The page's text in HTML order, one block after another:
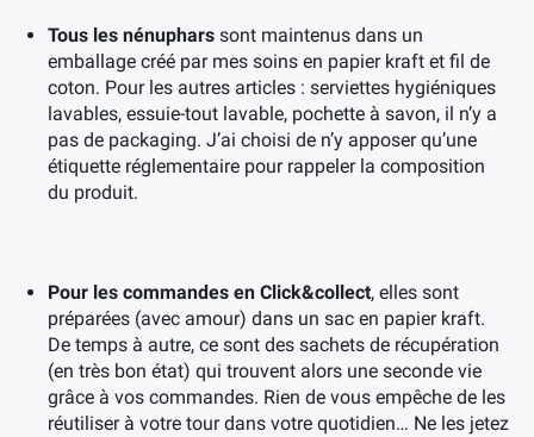
Tous les nénuphars sont maintenus dans un
emballage créé par mes soins en papier kraft et fil de
coton. Pour les autres articles : serviettes hygiéniques
lavables, essuie-tout lavable, pochette à savon, il n’y a
pas de packaging. J’ai choisi de n’y apposer qu’une
étiquette réglementaire pour rappeler la composition
du produit.
Pour les commandes en Click&collect, elles sont
préparées (avec amour) dans un sac en papier kraft.
De temps à autre, ce sont des sachets de récupération
(en très bon état) qui trouvent alors une seconde vie
grâce à vos commandes. Rien de vous empêche de les
réutiliser à votre tour dans votre quotidien… Ne les jetez